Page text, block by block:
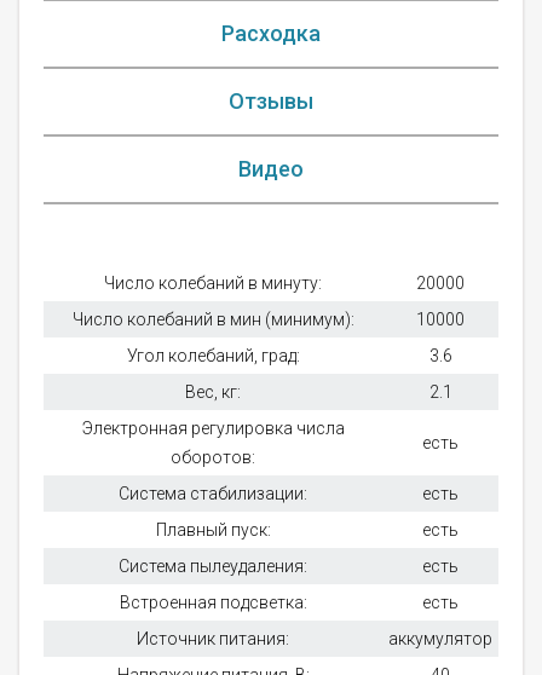
Расходка
Отзывы
Видео
Число колебаний в минуту:
20000
Число колебаний в мин (минимум):
10000
Угол колебаний, град:
3.6
Вес, кг:
2.1
Электронная регулировка числа
оборотов:
есть
Система стабилизации:
есть
Плавный пуск:
есть
Система пылеудаления:
есть
Встроенная подсветка:
есть
Источник питания:
аккумулятор